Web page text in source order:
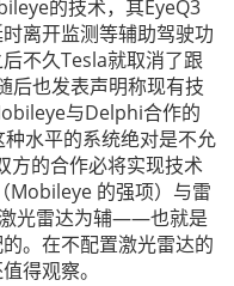
的技术，其EyeQ3
离开监测等辅助驾驶功
不久Tesla就取消了跟
后也发表声明称现有技
与Delphi合作的
水平的系统绝对是不允
方的合作必将实现技术
Mobileye 的强项）与雷
光雷达为辅——也就是
。在不配置激光雷达的
得观察。